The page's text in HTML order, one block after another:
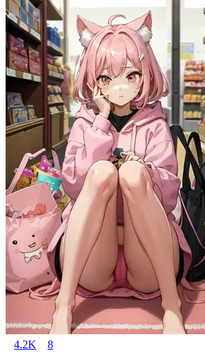
4.2K 8